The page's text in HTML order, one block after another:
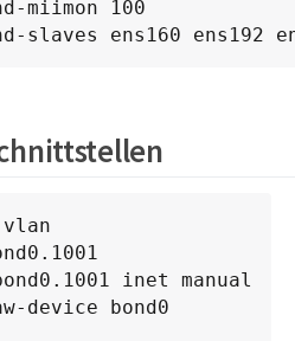
bond-slaves ens160 ens192
inet manual
device bond0